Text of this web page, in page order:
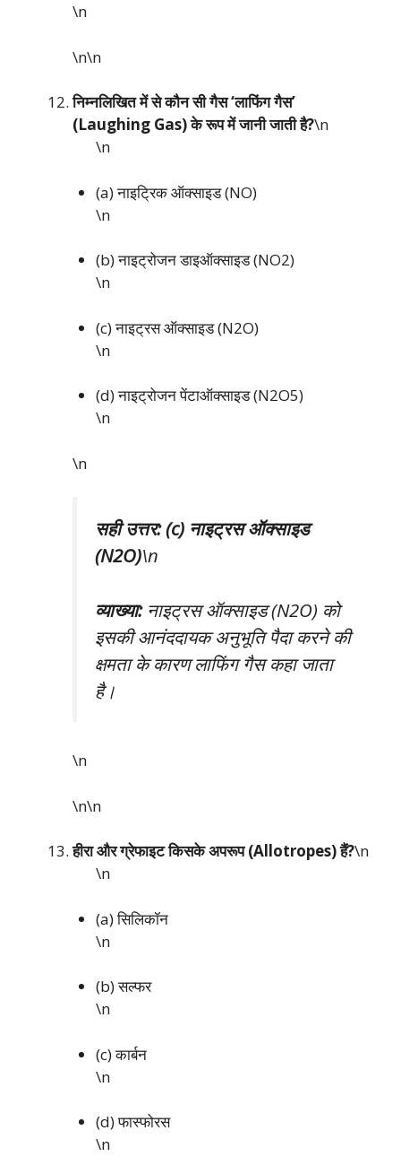
\n
\n\n
निम्नलिखित में से कौन सी गैस ‘लाफिंग गैस’
(Laughing Gas) के रूप में जानी जाती है?\n
\n
(a) नाइट्रिक ऑक्साइड (NO)
\n
(b) नाइट्रोजन डाइऑक्साइड (NO2)
\n
(c) नाइट्रस ऑक्साइड (N2O)
\n
(d) नाइट्रोजन पेंटाऑक्साइड (N2O5)
\n
\n
सही उत्तर: (c) नाइट्रस ऑक्साइड
(N2O)\n
व्याख्या:नाइट्रस ऑक्साइड (N2O) को
इसकी आनंददायक अनुभूति पैदा करने की
क्षमता के कारण लाफिंग गैस कहा जाता
है।
\n
\n\n
हीरा और ग्रेफाइट किसके अपरूप (Allotropes) हैं?\n
\n
(a) सिलिकॉन
\n
(b) सल्फर
\n
(c) कार्बन
\n
(d) फास्फोरस
\n